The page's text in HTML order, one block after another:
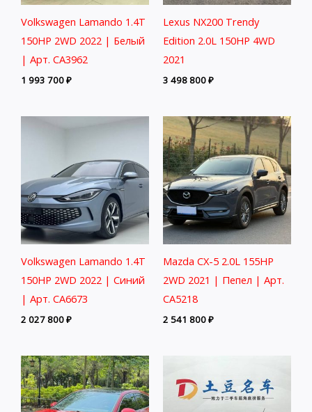
Volkswagen Lamando 1.4T
150HP 2WD 2022 | Белый
| Арт. CA3962
1 993 700₽
Lexus NX200 Trendy
Edition 2.0L 150HP 4WD
2021
3 498 800₽
Volkswagen Lamando 1.4T
150HP 2WD 2022 | Синий
| Арт. CA6673
2 027 800₽
Mazda CX-5 2.0L 155HP
2WD 2021 | Пепел | Арт.
CA5218
2 541 800₽